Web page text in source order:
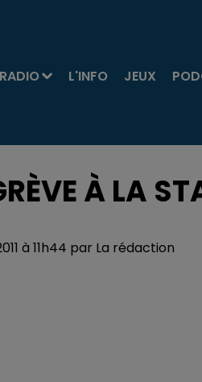
RADIO L'INFO JEUX
À LA
à 11h44 par La rédaction